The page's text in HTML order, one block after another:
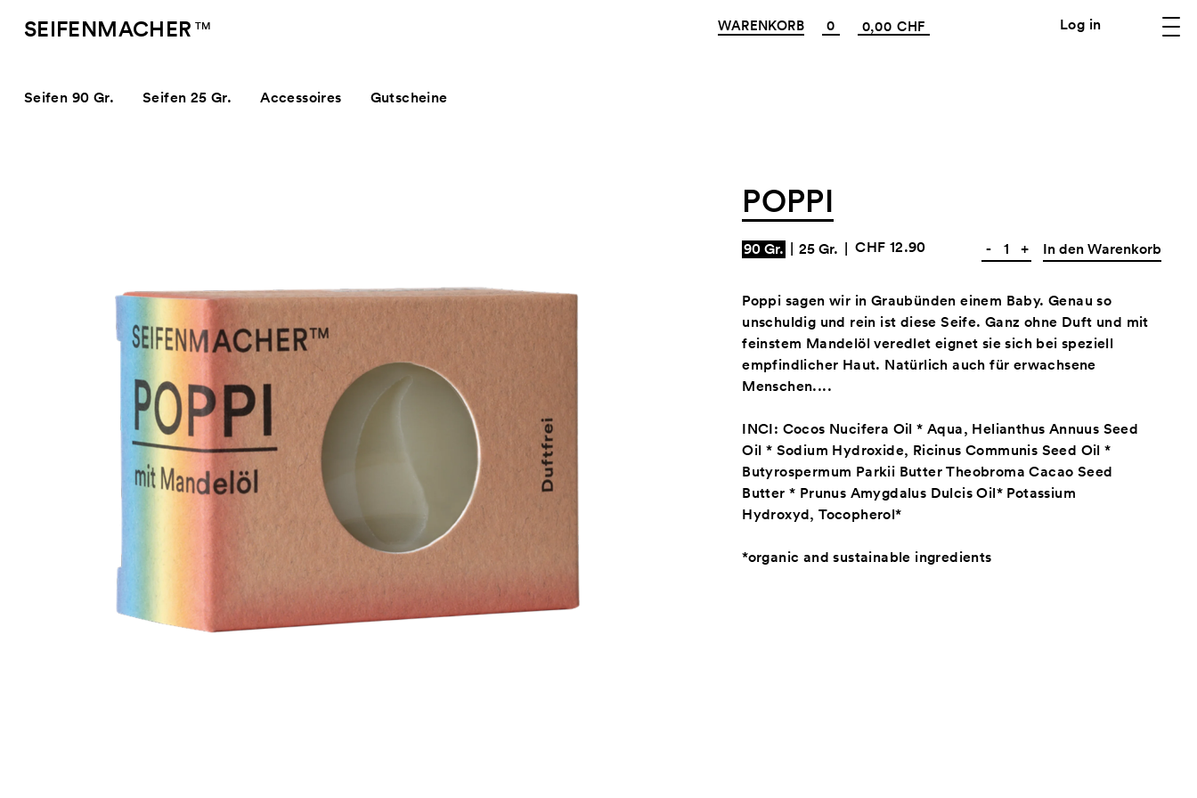
SEIFENMACHER TM
Seifen 90 Gr. Seifen 25 Gr. Accessoires Gutscheine
WARENKORB 0 0,00 CHF Log in
POPPI
90 Gr. | 25 Gr. | CHF 12.90 - + In den Warenkorb
Poppi sagen wir in Graubünden einem Baby. Genau so
unschuldig und rein ist diese Seife. Ganz ohne Duft und mit
feinstem Mandelöl veredlet eignet sie sich bei speziell
empfindlicher Haut. Natürlich auch für erwachsene
Menschen....
INCI: Cocos Nucifera Oil * Aqua, Helianthus Annuus Seed
Oil * Sodium Hydroxide, Ricinus Communis Seed Oil *
Butyrospermum Parkii Butter Theobroma Cacao Seed
Butter * Prunus Amygdalus Dulcis Oil* Potassium
Hydroxyd, Tocopherol*
*organic and sustainable ingredients